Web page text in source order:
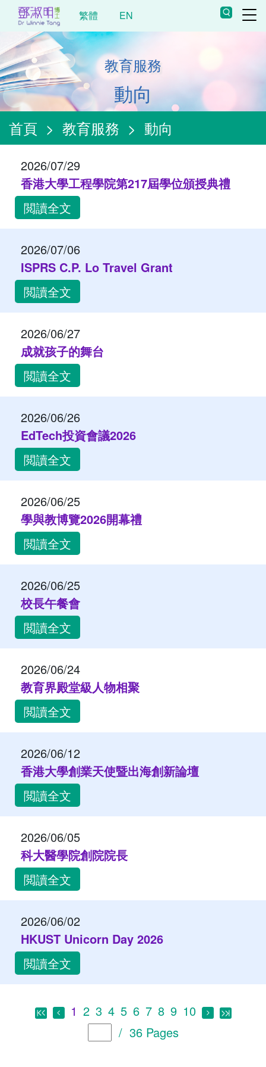
繁體 EN
教育服務
動向
首頁 > 教育服務 > 動向
2026/07/29
香港大學工程學院第217屆學位頒授典禮
閲讀全文
2026/07/06
ISPRS C.P. Lo Travel Grant
閲讀全文
2026/06/27
成就孩子的舞台
閲讀全文
2026/06/26
EdTech投資會議2026
閲讀全文
2026/06/25
學與教博覽2026開幕禮
閲讀全文
2026/06/25
校長午餐會
閲讀全文
2026/06/24
教育界殿堂級人物相聚
閲讀全文
2026/06/12
香港大學創業天使暨出海創新論壇
閲讀全文
2026/06/05
科大醫學院創院院長
閲讀全文
2026/06/02
HKUST Unicorn Day 2026
閲讀全文
1 2 3 4 5 6 7 8 9 10
/ 36 Pages